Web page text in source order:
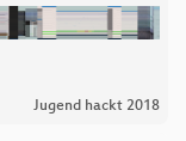
Jugend hackt 2018